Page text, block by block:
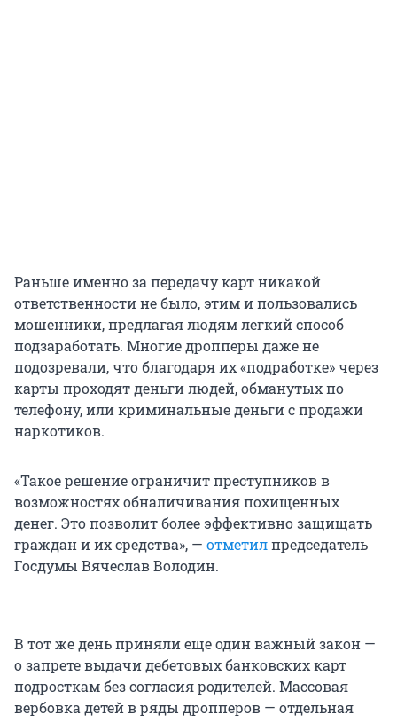
Раньше именно за передачу карт никакой
ответственности не было, этим и пользовались
мошенники, предлагая людям легкий способ
подзаработать. Многие дропперы даже не
подозревали, что благодаря их «подработке» через
карты проходят деньги людей, обманутых по
телефону, или криминальные деньги с продажи
наркотиков.
«Такое решение ограничит преступников в
возможностях обналичивания похищенных
денег. Это позволит более эффективно защищать
граждан и их средства», — отметилпредседатель
Госдумы Вячеслав Володин.
В тот же день приняли еще один важный закон —
о запрете выдачи дебетовых банковских карт
подросткам без согласия родителей. Массовая
вербовка детей в ряды дропперов — отдельная